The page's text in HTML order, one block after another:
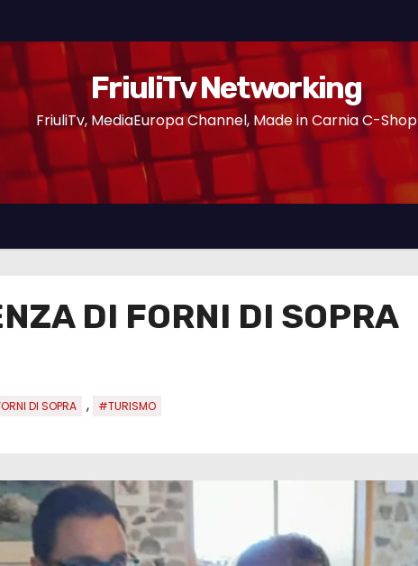
FriuliTv Networking
FriuliTv, MediaEuropa Channel, Made in Carnia C-Shop
DI FORNI DI SOPRA
DI SOPRA , #TURISMO